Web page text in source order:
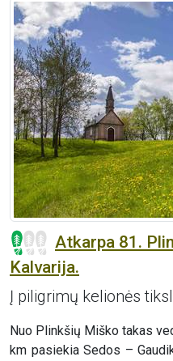
Atkarpa 81.
Kalvarija.
Į piligrimų kelionės
Nuo Plinkšių Miško takas
km pasiekia Sedos –